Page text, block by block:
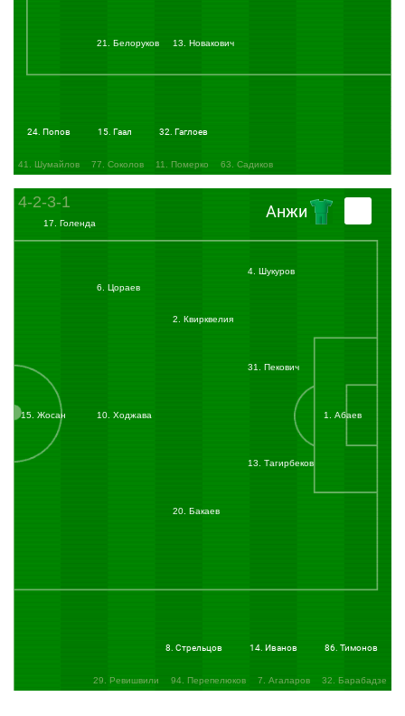
остальные команды, играющие сегодня, не последуют примеру пермяков и
21. Белоруков 13. Новакович
24. Попов 15. Гаал 32. Гаглоев
41. Шумайлов 77. Соколов 11. Померко 63. Садиков
4-2-3-1 Анжи
1. Абаев
31. Пекович
13. Тагирбеков
4. Шукуров
2. Квирквелия
20. Бакаев
15. Жосан 10. Ходжава
6. Цораев
17. Голенда
86. Тимонов
14. Иванов
8. Стрельцов
29. Ревишвили 94. Перепелюков 7. Агаларов 32. Барабадзе